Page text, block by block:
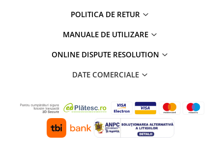
POLITICA DE RETUR
MANUALE DE UTILIZARE
ONLINE DISPUTE RESOLUTION
DATE COMERCIALE